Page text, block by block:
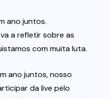
ano juntos.
a refletir sobre as
com muita luta.
ano juntos, nosso
da live pelo